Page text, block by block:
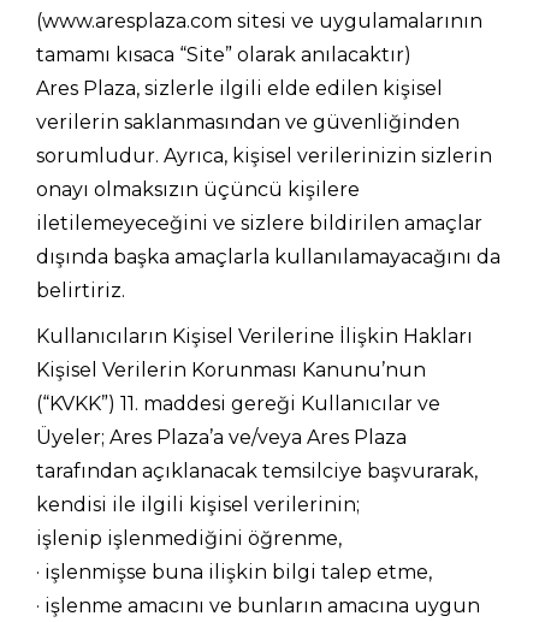
(www.aresplaza.com sitesi ve uygulamalarının
tamamı kısaca “Site” olarak anılacaktır)
Ares Plaza, sizlerle ilgili elde edilen kişisel
verilerin saklanmasından ve güvenliğinden
sorumludur. Ayrıca, kişisel verilerinizin sizlerin
onayı olmaksızın üçüncü kişilere
iletilemeyeceğini ve sizlere bildirilen amaçlar
dışında başka amaçlarla kullanılamayacağını da
belirtiriz.
Kullanıcıların Kişisel Verilerine İlişkin Hakları
Kişisel Verilerin Korunması Kanunu’nun
(“KVKK”) 11. maddesi gereği Kullanıcılar ve
Üyeler; Ares Plaza’a ve/veya Ares Plaza
tarafından açıklanacak temsilciye başvurarak,
kendisi ile ilgili kişisel verilerinin;
işlenip işlenmediğini öğrenme,
· işlenmişse buna ilişkin bilgi talep etme,
· işlenme amacını ve bunların amacına uygun